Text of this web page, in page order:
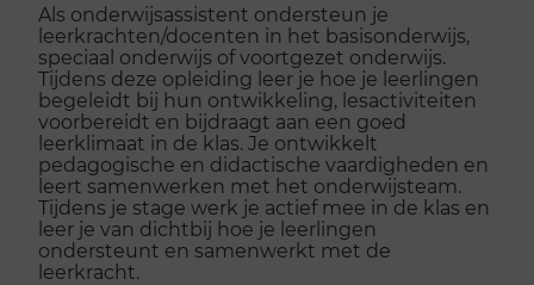
Als onderwijsassistent ondersteun je
leerkrachten/docenten in het basisonderwijs,
speciaal onderwijs of voortgezet onderwijs.
Tijdens deze opleiding leer je hoe je leerlingen
begeleidt bij hun ontwikkeling, lesactiviteiten
voorbereidt en bijdraagt aan een goed
leerklimaat in de klas. Je ontwikkelt
pedagogische en didactische vaardigheden en
leert samenwerken met het onderwijsteam.
Tijdens je stage werk je actief mee in de klas en
leer je van dichtbij hoe je leerlingen
ondersteunt en samenwerkt met de
leerkracht.